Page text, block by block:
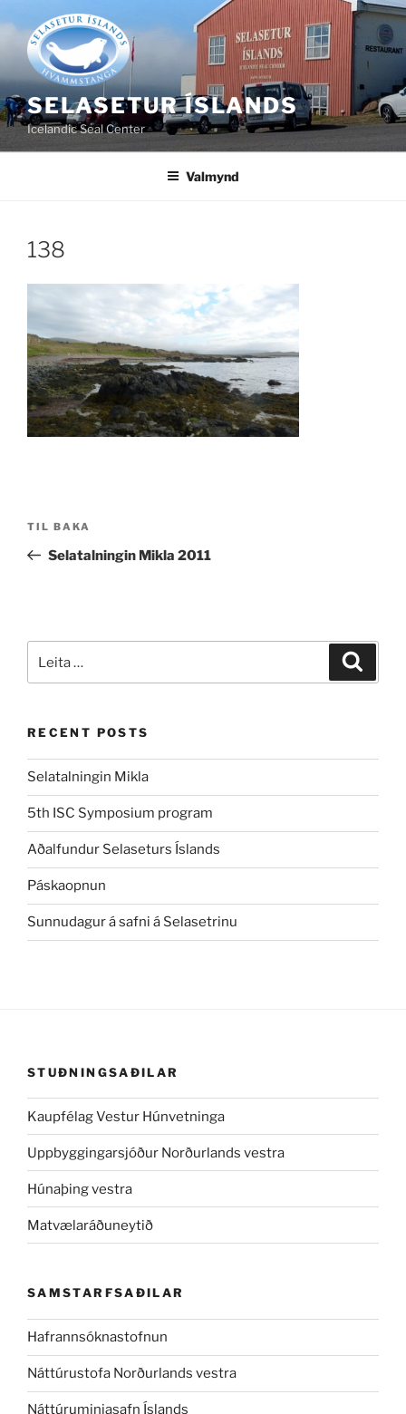
SELASETUR ÍSLANDS
Icelandic Seal Center
Valmynd
138
Fyrri
færsla
TIL BAKA
Selatalningin Mikla 2011
eftir:
RECENT POSTS
Selatalningin Mikla
5th ISC Symposium program
Aðalfundur Selaseturs Íslands
Páskaopnun
Sunnudagur á safni á Selasetrinu
STUÐNINGSAÐILAR
Kaupfélag Vestur Húnvetninga
Uppbyggingarsjóður Norðurlands vestra
Húnaþing vestra
Matvælaráðuneytið
SAMSTARFSAÐILAR
Hafrannsóknastofnun
Náttúrustofa Norðurlands vestra
Náttúruminjasafn Íslands